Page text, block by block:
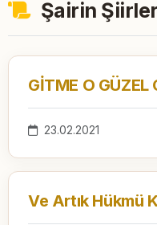
Şairin
GİTME O GÜZEL
23.02.2021
Ve Artık Hükmü